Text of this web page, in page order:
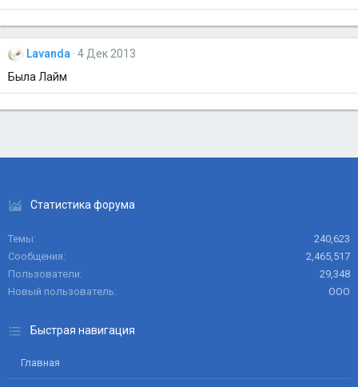
Lavanda
4 Дек 2013
Была Лайм
Статистика форума
Темы
240,623
Сообщения
2,465,517
Пользователи
29,348
Новый пользователь
ООО
Быстрая навигация
Главная